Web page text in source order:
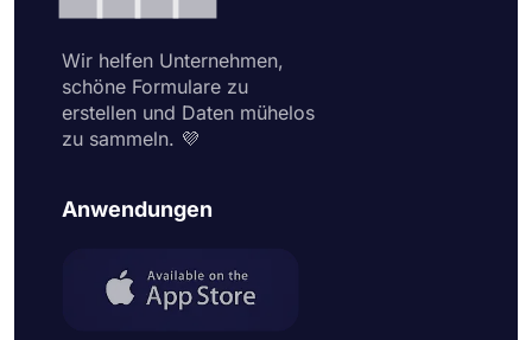
Wir helfen Unternehmen,
schöne Formulare zu
erstellen und Daten mühelos
zu sammeln. 💜
Anwendungen